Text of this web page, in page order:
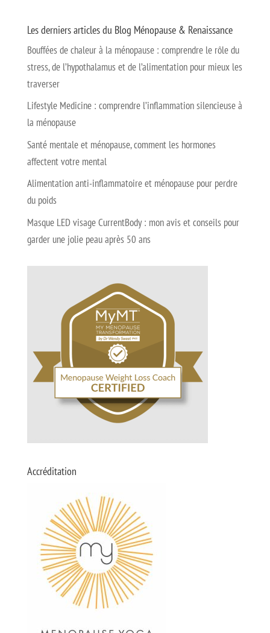
Les derniers articles du Blog Ménopause & Renaissance
Bouffées de chaleur à la ménopause : comprendre le rôle du
stress, de l’hypothalamus et de l’alimentation pour mieux les
traverser
Lifestyle Medicine : comprendre l’inflammation silencieuse à
la ménopause
Santé mentale et ménopause, comment les hormones
affectent votre mental
Alimentation anti-inflammatoire et ménopause pour perdre
du poids
Masque LED visage CurrentBody : mon avis et conseils pour
garder une jolie peau après 50 ans
Accréditation